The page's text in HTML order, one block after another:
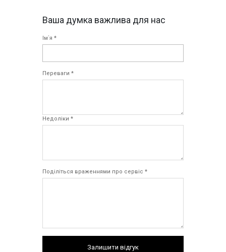
Ваша думка важлива для нас
Ім`я *
Переваги *
Недоліки *
Поділіться враженнями про сервіс *
Залишити відгук